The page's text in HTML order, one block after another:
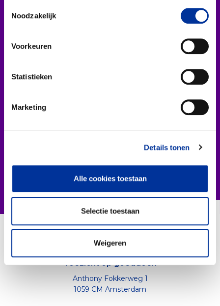
Noodzakelijk
Voorkeuren
Statistieken
Marketing
Details tonen
Alle cookies toestaan
Selectie toestaan
Weigeren
Over het CBF
Veelgestelde vragen
Register Erkende Donatieplatformen
Op 8 maart was het
Internationale Vrouwendag:
voor genderongelijkheid en
aanleiding voor het CB...
Week van
waarin het
toez...
Lees dit
CBF
Toezicht op goeddoen
Anthony Fokkerweg 1
1059 CM Amsterdam